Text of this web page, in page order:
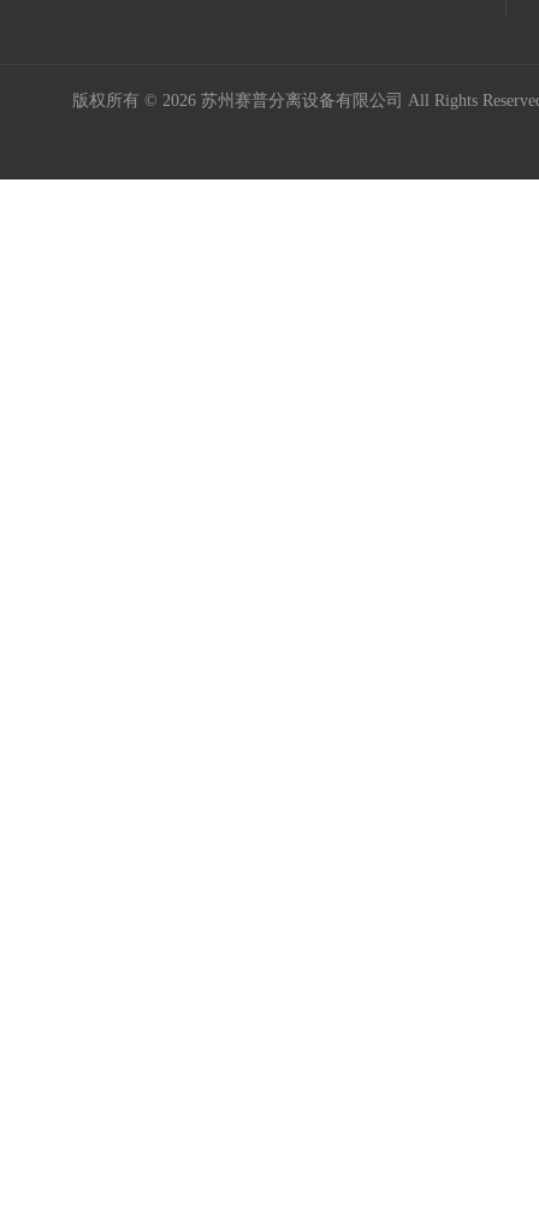
版权所有 © 2026 苏州赛普分离设备有限公司 All Rights